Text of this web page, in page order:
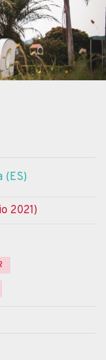
(ES)
2021)